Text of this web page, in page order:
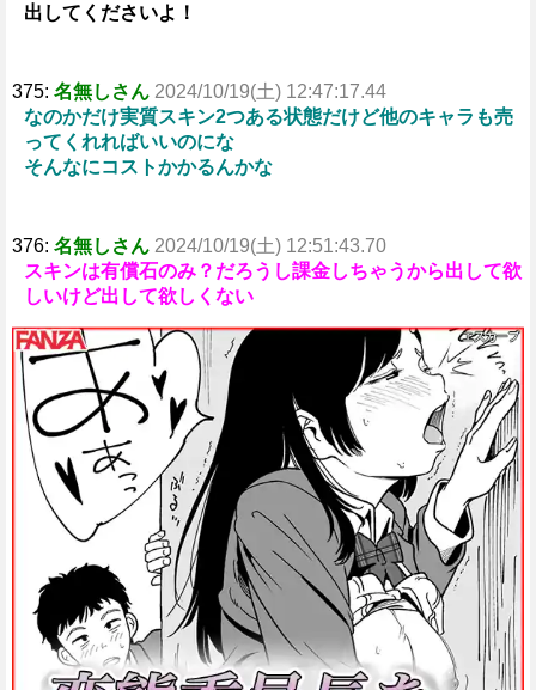
出してくださいよ！
375: 名無しさん 2024/10/19(土) 12:47:17.44
なのかだけ実質スキン2つある状態だけど他のキャラも売
ってくれればいいのにな
そんなにコストかかるんかな
376: 名無しさん 2024/10/19(土) 12:51:43.70
スキンは有償石のみ？だろうし課金しちゃうから出して欲
しいけど出して欲しくない